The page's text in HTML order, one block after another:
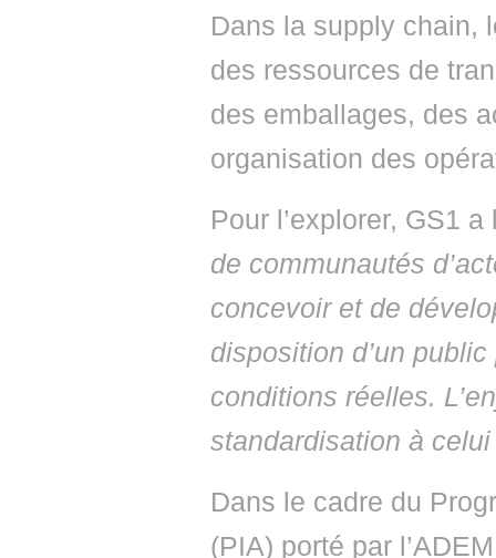
Dans la supply chain,
des ressources de
des emballages, des
organisation des
Pour l’explorer, GS1
de communautés
concevoir et de
disposition d’un
conditions réelles.
standardisation à
Dans le cadre du
(PIA) porté par